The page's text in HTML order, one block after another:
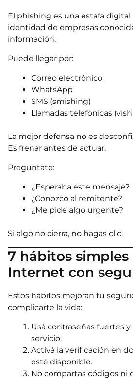
El phishing es una estafa
identidad de empresas
información.
Puede llegar por:
Correo electrónico
WhatsApp
SMS (smishing)
Llamadas telefónicas
La mejor defensa no es
Es frenar antes de actuar.
Preguntate:
¿Esperaba este mensaje?
¿Conozco al remitente?
¿Me pide algo urgente?
Si algo no cierra, no hagas clic.
7 hábitos simples
Internet con
Estos hábitos mejoran tu
complicarte la vida:
Usá contraseñas fuertes
servicio.
Activá la verificación en
esté disponible.
No compartas códigos ni